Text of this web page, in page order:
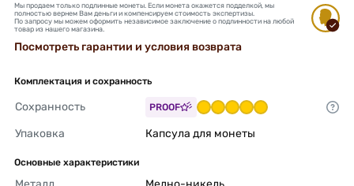
Мы продаем только подлинные монеты. Если монета окажется подделкой, мы
полностью вернем Вам деньги и компенсируем стоимость экспертизы.
По запросу мы можем оформить независимое заключение о подлинности на любой
товар из нашего магазина.
Посмотреть гарантии и условия возврата
Комплектация и сохранность
Сохранность PROOF
Упаковка Капсула для монеты
Основные характеристики